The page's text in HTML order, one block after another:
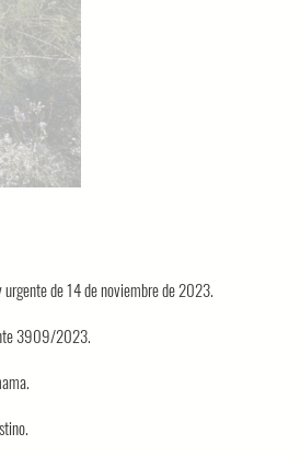
de 14 de noviembre de 2023.
3909/2023.